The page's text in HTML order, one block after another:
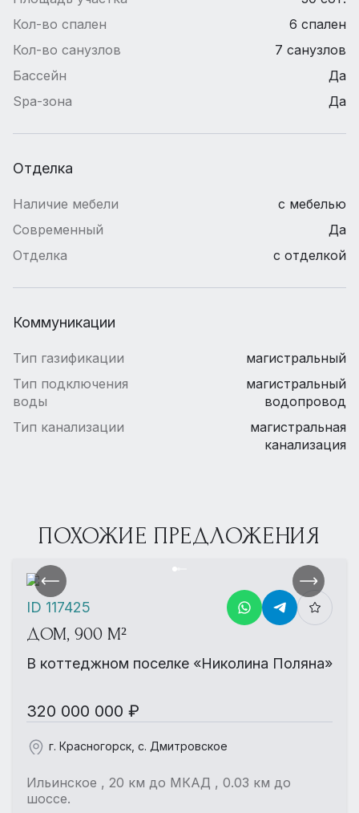
Кол-во спален
6 спален
Кол-во санузлов
7 санузлов
Бассейн
Да
Spa-зона
Да
Отделка
Наличие мебели
с мебелью
Современный
Да
Отделка
с отделкой
Коммуникации
Тип газификации
магистральный
Тип подключения
воды
магистральный
водопровод
Тип канализации
магистральная
канализация
ПОХОЖИЕ ПРЕДЛОЖЕНИЯ
ДОМ, 900 М²
В коттеджном поселке «Николина Поляна»
320 000 000 ₽
г. Красногорск, с. Дмитровское
Ильинское , 20 км до МКАД , 0.03 км до
шоссе.
ID 117425